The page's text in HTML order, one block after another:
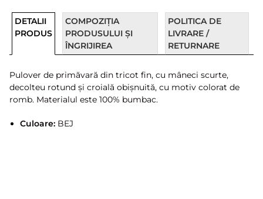
DETALII
PRODUS
COMPOZIȚIA
PRODUSULUI ȘI
ÎNGRIJIREA
POLITICA DE
LIVRARE /
RETURNARE
Pulover de primăvară din tricot fin, cu mâneci scurte,
decolteu rotund și croială obișnuită, cu motiv colorat de
romb. Materialul este 100% bumbac.
Culoare:BEJ